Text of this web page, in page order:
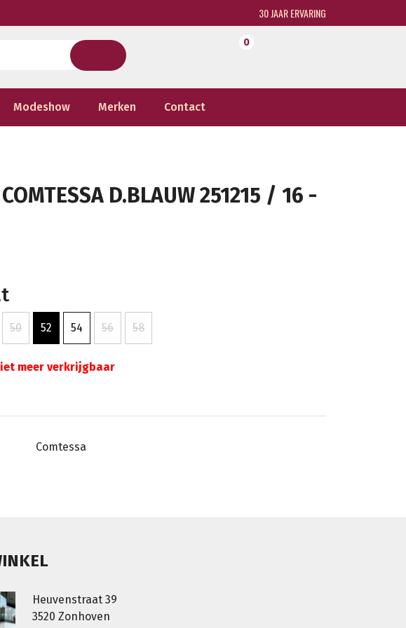
30 JAAR ERVARING
0
Modeshow Merken Contact
D.BLAUW 251215 / 16 -
50 52 54 56 58
meer verkrijgbaar
Comtessa
Heuvenstraat 39
3520 Zonhoven